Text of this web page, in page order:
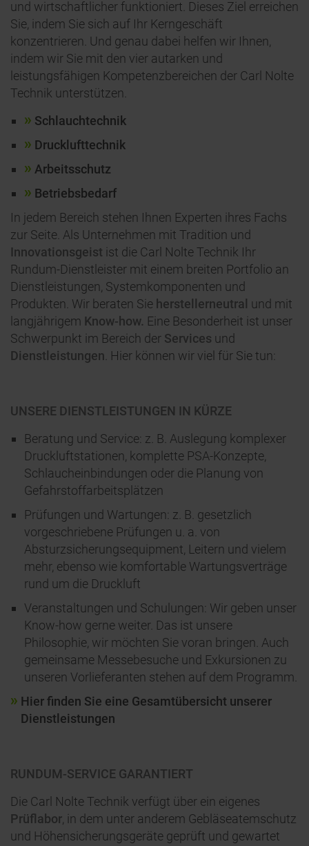
und wirtschaftlicher funktioniert. Dieses Ziel erreichen
Sie, indem Sie sich auf Ihr Kerngeschäft
konzentrieren. Und genau dabei helfen wir Ihnen,
indem wir Sie mit den vier autarken und
leistungsfähigen Kompetenzbereichen der Carl Nolte
Technik unterstützen.
Schlauchtechnik
Drucklufttechnik
Arbeitsschutz
Betriebsbedarf
In jedem Bereich stehen Ihnen Experten ihres Fachs
zur Seite. Als Unternehmen mit Tradition und
Innovationsgeist ist die Carl Nolte Technik Ihr
Rundum-Dienstleister mit einem breiten Portfolio an
Dienstleistungen, Systemkomponenten und
Produkten. Wir beraten Sie herstellerneutral und mit
langjährigem Know-how. Eine Besonderheit ist unser
Schwerpunkt im Bereich der Services und
Dienstleistungen . Hier können wir viel für Sie tun:
UNSERE DIENSTLEISTUNGEN IN KÜRZE
Beratung und Service: z. B. Auslegung komplexer
Druckluftstationen, komplette PSA-Konzepte,
Schlaucheinbindungen oder die Planung von
Gefahrstoffarbeitsplätzen
Prüfungen und Wartungen: z. B. gesetzlich
vorgeschriebene Prüfungen u. a. von
Absturzsicherungsequipment, Leitern und vielem
mehr, ebenso wie komfortable Wartungsverträge
rund um die Druckluft
Veranstaltungen und Schulungen: Wir geben unser
Know-how gerne weiter. Das ist unsere
Philosophie, wir möchten Sie voran bringen. Auch
gemeinsame Messebesuche und Exkursionen zu
unseren Vorlieferanten stehen auf dem Programm.
Hier finden Sie eine Gesamtübersicht unserer
Dienstleistungen
RUNDUM-SERVICE GARANTIERT
Die Carl Nolte Technik verfügt über ein eigenes
Prüflabor , in dem unter anderem Gebläseatemschutz
und Höhensicherungsgeräte geprüft und gewartet